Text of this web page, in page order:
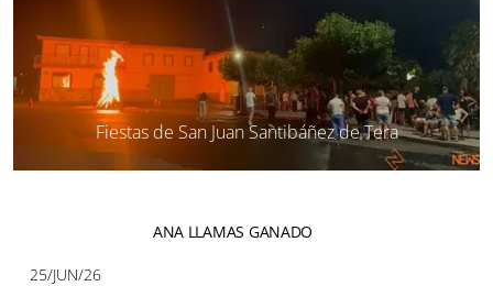
Fiestas de San Juan Santibáñez de Tera
ANA LLAMAS GANADO
25/JUN/26